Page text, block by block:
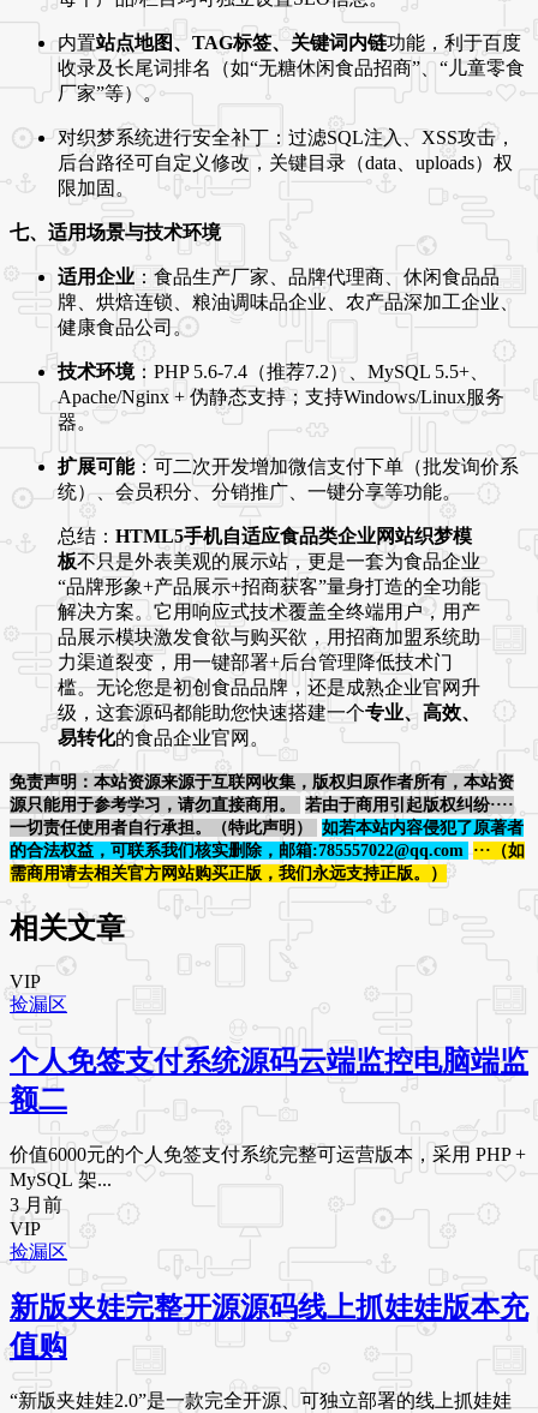
内置站点地图、TAG标签、关键词内链功能，利于百度
收录及长尾词排名（如“无糖休闲食品招商”、“儿童零食
厂家”等）。
对织梦系统进行安全补丁：过滤SQL注入、XSS攻击，
后台路径可自定义修改，关键目录（data、uploads）权
限加固。
七、适用场景与技术环境
适用企业 ：食品生产厂家、品牌代理商、休闲食品品
牌、烘焙连锁、粮油调味品企业、农产品深加工企业、
健康食品公司。
技术环境：PHP 5.6-7.4（推荐7.2）、MySQL 5.5+、
Apache/Nginx + 伪静态支持；支持Windows/Linux服务
器。
扩展可能：可二次开发增加微信支付下单（批发询价系
统）、会员积分、分销推广、一键分享等功能。
总结： HTML5手机自适应食品类企业网站织梦模
板不只是外表美观的展示站，更是一套为食品企业
“品牌形象+产品展示+招商获客”量身打造的全功能
解决方案。它用响应式技术覆盖全终端用户，用产
品展示模块激发食欲与购买欲，用招商加盟系统助
力渠道裂变，用一键部署+后台管理降低技术门
槛。无论您是初创食品品牌，还是成熟企业官网升
级，这套源码都能助您快速搭建一个专业、高效、
易转化的食品企业官网。
免责声明：本站资源来源于互联网收集，版权归原作者所有，本站资
源只能用于参考学习，请勿直接商用。
若由于商用引起版权纠纷····
一切责任使用者自行承担。（特此声明）
如若本站内容侵犯了原著者
的合法权益，可联系我们核实删除，邮箱:785557022@qq.com
···（如
需商用请去相关官方网站购买正版，我们永远支持正版。）
相关文章
VIP
捡漏区
个人免签支付系统源码云端监控电脑端监
额二
价值6000元的个人免签支付系统完整可运营版本，采用 PHP +
MySQL 架...
3 月前
VIP
捡漏区
新版夹娃完整开源源码线上抓娃娃版本充
值购
“新版夹娃娃2.0”是一款完全开源、可独立部署的线上抓娃娃